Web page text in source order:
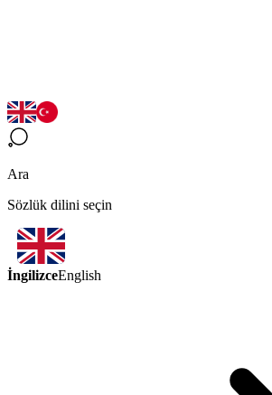
Ara
Sözlük dilini seçin
İngilizceEnglish